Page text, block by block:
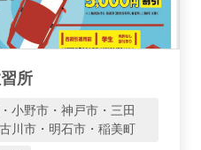
所
小野市・神戸市・三田
川市・明石市・稲美町